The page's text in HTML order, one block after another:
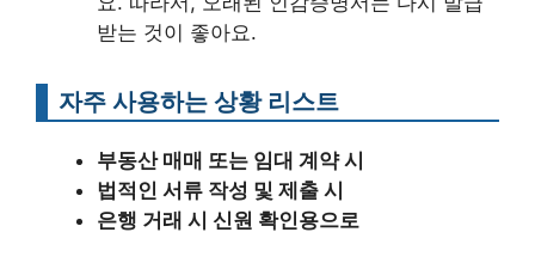
받는 것이 좋아요.
자주 사용하는 상황 리스트
부동산 매매 또는 임대 계약 시
법적인 서류 작성 및 제출 시
은행 거래 시 신원 확인용으로